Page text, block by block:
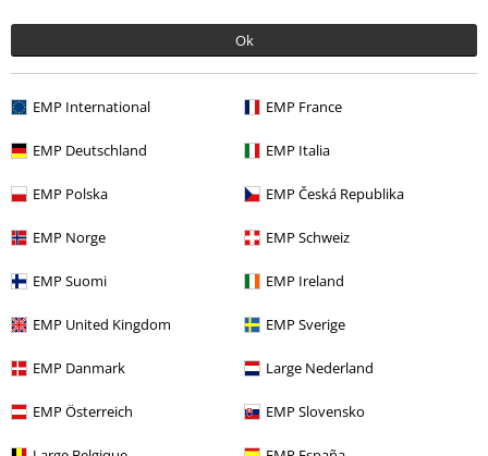
Ok
EMP International EMP France
EMP Deutschland EMP Italia
EMP Polska EMP Česká Republika
EMP Norge EMP Schweiz
EMP Suomi EMP Ireland
EMP United Kingdom EMP Sverige
EMP Danmark Large Nederland
EMP Österreich EMP Slovensko
Flere kategorier. Flere valgmuligheter.
Filmer og TV Filmer og TV Klær
Filmer og TV Harry Potter Barneklær
Filmer og TV Sustainable Fan Merch
Salg % Herre
Barn Merker Harry Potter
Nyhetsbrev